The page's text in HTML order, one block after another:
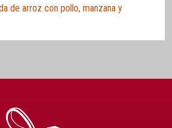
de arroz con pollo, manzana y